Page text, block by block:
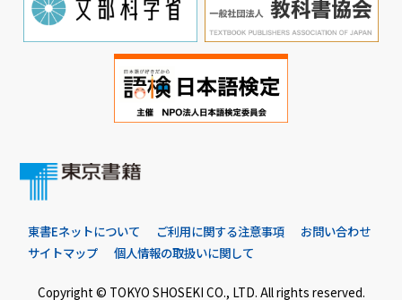
東書Eネットについて ご利用に関する注意事項
お問い合わせ
サイトマップ
個人情報の取扱いに関して
Copyright © TOKYO SHOSEKI CO., LTD. All rights reserved.